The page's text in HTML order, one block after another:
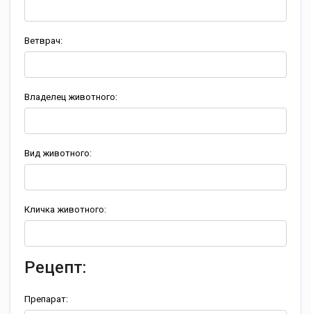
Ветврач:
Владелец животного:
Вид животного:
Кличка животного:
Рецепт:
Препарат: